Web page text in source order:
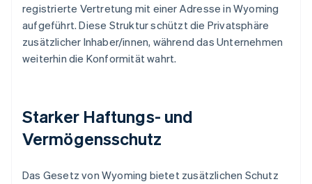
registrierte Vertretung mit einer Adresse in Wyoming
aufgeführt. Diese Struktur schützt die Privatsphäre
zusätzlicher Inhaber/innen, während das Unternehmen
weiterhin die Konformität wahrt.
Starker Haftungs- und
Vermögensschutz
Das Gesetz von Wyoming bietet zusätzlichen Schutz